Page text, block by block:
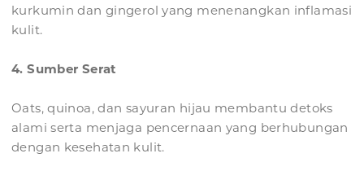
kurkumin dan gingerol yang menenangkan inflamasi
kulit.
4. Sumber Serat
Oats, quinoa, dan sayuran hijau membantu detoks
alami serta menjaga pencernaan yang berhubungan
dengan kesehatan kulit.